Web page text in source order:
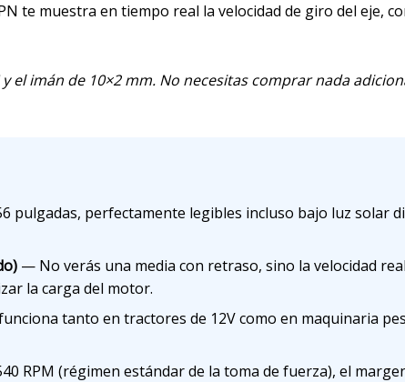
te muestra en tiempo real la velocidad de giro del eje,
el imán de 10×2 mm. No necesitas comprar nada
pulgadas, perfectamente legibles incluso bajo luz solar
— No verás una media con retraso, sino la velocidad
la carga del motor.
tanto en tractores de 12V como en maquinaria
RPM (régimen estándar de la toma de fuerza), el